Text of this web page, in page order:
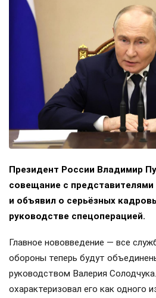
Президент России Владимир
совещание с
и объявил о серьёзных
руководстве спецоперацией.
Главное нововведение — все
обороны теперь будут
руководством Валерия
охарактеризовал его как одного